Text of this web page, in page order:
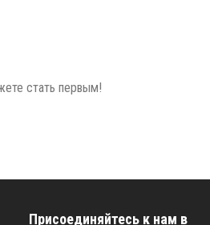
стать первым!
Присоединяйтесь к нам в